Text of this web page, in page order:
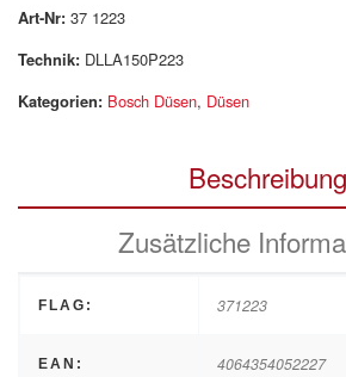
Art-Nr: 37 1223
Technik: DLLA150P223
Kategorien: Bosch Düsen, Düsen
Beschreibung
Zusätzliche
FLAG: 371223
EAN: 4064354052227